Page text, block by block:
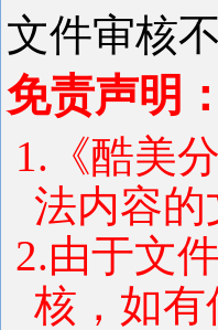
文件审核
免责声明：
1.《酷美
法内容
2.由于文
核，如